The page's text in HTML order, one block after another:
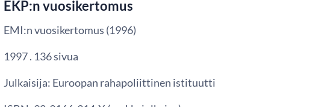
EKP:n vuosikertomus
EMI:n vuosikertomus (1996)
1997 . 136 sivua
Julkaisija: Euroopan rahapoliittinen istituutti